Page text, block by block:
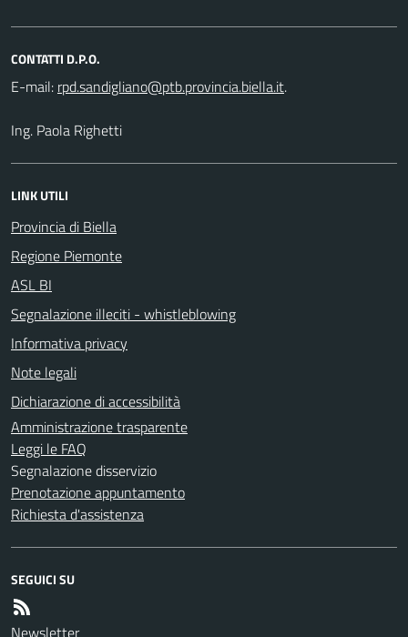
CONTATTI D.P.O.
E-mail:
.
Ing. Paola Righetti
LINK UTILI
Provincia di Biella
Regione Piemonte
ASL BI
Segnalazione illeciti - whistleblowing
Informativa privacy
Note legali
Dichiarazione di accessibilità
Amministrazione trasparente
Leggi le FAQ
Segnalazione disservizio
Prenotazione appuntamento
Richiesta d'assistenza
SEGUICI SU
Newsletter